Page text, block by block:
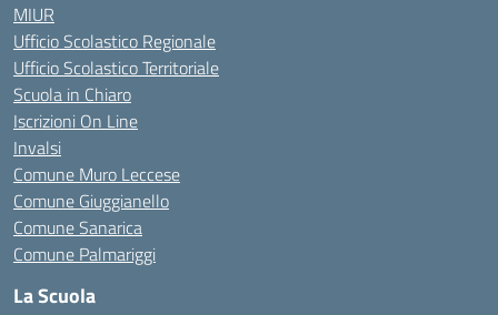
MIUR
Ufficio Scolastico Regionale
Ufficio Scolastico Territoriale
Scuola in Chiaro
Iscrizioni On Line
Invalsi
Comune Muro Leccese
Comune Giuggianello
Comune Sanarica
Comune Palmariggi
La Scuola